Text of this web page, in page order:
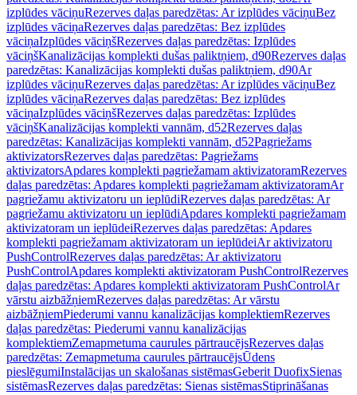
izplūdes vāciņuRezerves daļas paredzētas: Ar izplūdes vāciņuBez
izplūdes vāciņaRezerves daļas paredzētas: Bez izplūdes
vāciņaIzplūdes vāciņšRezerves daļas paredzētas: Izplūdes
vāciņšKanalizācijas komplekti dušas paliktņiem, d90Rezerves daļas
paredzētas: Kanalizācijas komplekti dušas paliktņiem, d90Ar
izplūdes vāciņuRezerves daļas paredzētas: Ar izplūdes vāciņuBez
izplūdes vāciņaRezerves daļas paredzētas: Bez izplūdes
vāciņaIzplūdes vāciņšRezerves daļas paredzētas: Izplūdes
vāciņšKanalizācijas komplekti vannām, d52Rezerves daļas
paredzētas: Kanalizācijas komplekti vannām, d52Pagriežams
aktivizatorsRezerves daļas paredzētas: Pagriežams
aktivizatorsApdares komplekti pagriežamam aktivizatoramRezerves
daļas paredzētas: Apdares komplekti pagriežamam aktivizatoramAr
pagriežamu aktivizatoru un ieplūdiRezerves daļas paredzētas: Ar
pagriežamu aktivizatoru un ieplūdiApdares komplekti pagriežamam
aktivizatoram un ieplūdeiRezerves daļas paredzētas: Apdares
komplekti pagriežamam aktivizatoram un ieplūdeiAr aktivizatoru
PushControlRezerves daļas paredzētas: Ar aktivizatoru
PushControlApdares komplekti aktivizatoram PushControlRezerves
daļas paredzētas: Apdares komplekti aktivizatoram PushControlAr
vārstu aizbāžņiemRezerves daļas paredzētas: Ar vārstu
aizbāžņiemPiederumi vannu kanalizācijas komplektiemRezerves
daļas paredzētas: Piederumi vannu kanalizācijas
komplektiemZemapmetuma caurules pārtraucējsRezerves daļas
paredzētas: Zemapmetuma caurules pārtraucējsŪdens
pieslēgumiInstalācijas un skalošanas sistēmasGeberit DuofixSienas
sistēmasRezerves daļas paredzētas: Sienas sistēmasStiprināšanas